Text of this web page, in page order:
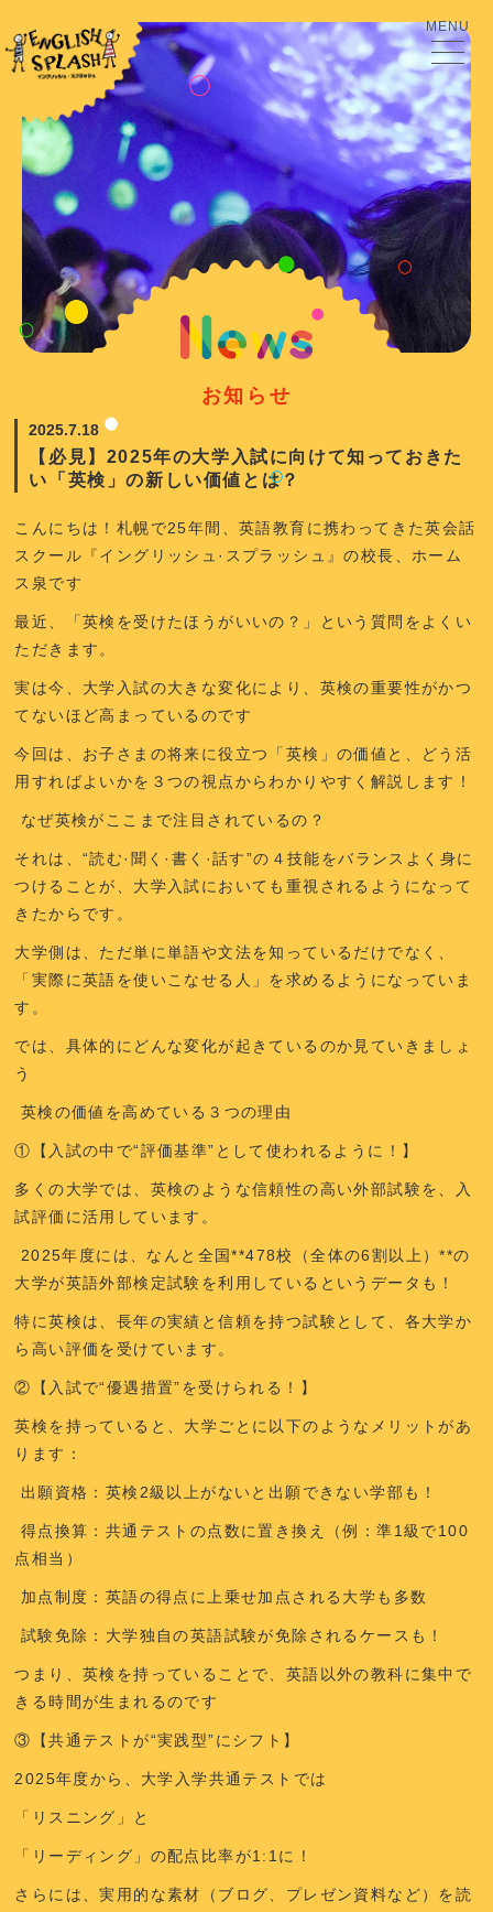
お知らせ
MENU
2025.7.18
【必見】2025年の大学入試に向けて知っておきた
い「英検」の新しい価値とは？
こんにちは！札幌で25年間、英語教育に携わってきた英会話
スクール『イングリッシュ·スプラッシュ』の校長、ホーム
ス泉です
最近、「英検を受けたほうがいいの？」という質問をよくい
ただきます。
実は今、大学入試の大きな変化により、 英検の重要性がかつ
てないほど高まっている のです
今回は、お子さまの将来に役立つ「英検」の価値と、どう活
用すればよいかを３つの視点からわかりやすく解説します！
なぜ英検がここまで注目されているの？
それは、“読む·聞く·書く·話す”の４技能をバランスよく身に
つける ことが、大学入試においても重視されるようになって
きたからです。
大学側は、ただ単に単語や文法を知っているだけでなく、
「実際に英語を使いこなせる人」を求めるようになっていま
す。
では、具体的にどんな変化が起きているのか見ていきましょ
う
英検の価値を高めている３つの理由
①【入試の中で“評価基準”として使われるように！】
多くの大学では、英検のような信頼性の高い外部試験を、入
試評価に活用しています。
2025年度には、なんと全国**478校（全体の6割以上）**の
大学が英語外部検定試験を利用しているというデータも！
特に英検は、長年の実績と信頼を持つ試験として、各大学か
ら高い評価を受けています。
②【入試で“優遇措置”を受けられる！】
英検を持っていると、大学ごとに以下のようなメリットがあ
ります：
出願資格：英検2級以上がないと出願できない学部も！
得点換算：共通テストの点数に置き換え（例：準1級で100
点相当）
加点制度：英語の得点に上乗せ加点される大学も多数
試験免除：大学独自の英語試験が免除されるケースも！
つまり、英検を持っていることで、 英語以外の教科に集中で
きる時間が生まれるのです
③【共通テストが“実践型”にシフト】
2025年度から、大学入学共通テストでは
「リスニング」と
「リーディング」の配点比率が1:1に！
さらには、実用的な素材（ブログ、プレゼン資料など）を読